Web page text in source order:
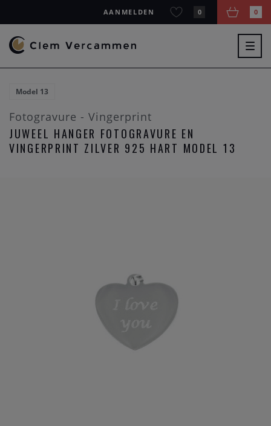
AANMELDEN 0 0
Model 13
Fotogravure - Vingerprint
JUWEEL HANGER FOTOGRAVURE EN
VINGERPRINT ZILVER 925 HART MODEL 13